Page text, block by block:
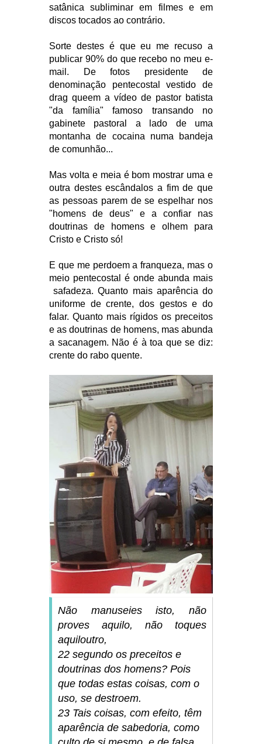
satânica subliminar em filmes e em
discos tocados ao contrário.
Sorte destes é que eu me recuso a
publicar 90% do que recebo no meu e-
mail. De fotos presidente de
denominação pentecostal vestido de
drag queem a vídeo de pastor batista
"da família" famoso transando no
gabinete pastoral a lado de uma
montanha de cocaina numa bandeja
de comunhão...
Mas volta e meia é bom mostrar uma e
outra destes escândalos a fim de que
as pessoas parem de se espelhar nos
"homens de deus" e a confiar nas
doutrinas de homens e olhem para
Cristo e Cristo só!
E que me perdoem a franqueza, mas o
meio pentecostal é onde abunda mais
safadeza. Quanto mais aparência do
uniforme de crente, dos gestos e do
falar. Quanto mais rígidos os preceitos
e as doutrinas de homens, mas abunda
a sacanagem. Não é à toa que se diz:
crente do rabo quente.
Não manuseies isto, não
proves aquilo, não toques
aquiloutro,
22 segundo os preceitos e
doutrinas dos homens? Pois
que todas estas coisas, com o
uso, se destroem.
23 Tais coisas, com efeito, têm
aparência de sabedoria, como